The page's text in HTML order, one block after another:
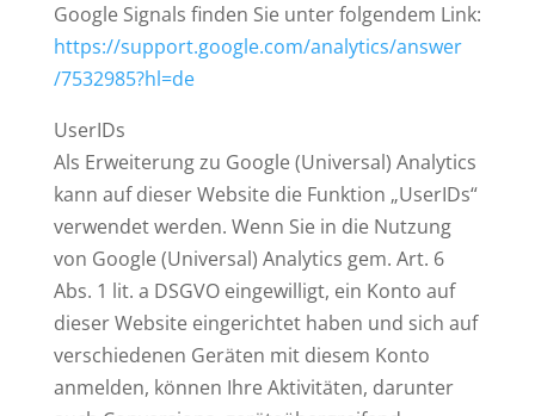
Google Signals finden Sie unter folgendem Link:
https://support.google.com/analytics/answer
/7532985?hl=de
UserIDs
Als Erweiterung zu Google (Universal) Analytics
kann auf dieser Website die Funktion „UserIDs“
verwendet werden. Wenn Sie in die Nutzung
von Google (Universal) Analytics gem. Art. 6
Abs. 1 lit. a DSGVO eingewilligt, ein Konto auf
dieser Website eingerichtet haben und sich auf
verschiedenen Geräten mit diesem Konto
anmelden, können Ihre Aktivitäten, darunter